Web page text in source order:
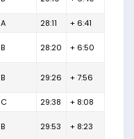
A 28:11 + 6:41
B 28:20 + 6:50
B 29:26 + 7:56
C 29:38 + 8:08
B 29:53 + 8:23